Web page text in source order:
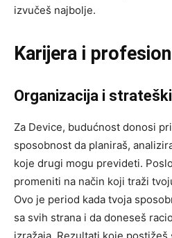
izvučeš najbolje.
Karijera i
Organizacija i
Za Device, budućnost donosi
sposobnost da planiraš,
koje drugi mogu prevideti.
promeniti na način koji traži
Ovo je period kada tvoja
sa svih strana i da doneseš